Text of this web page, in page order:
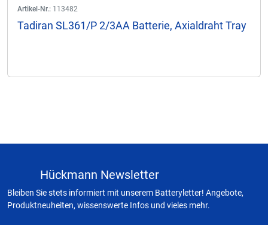
Artikel-Nr.: 113482
Tadiran SL361/P 2/3AA Batterie, Axialdraht Tray
Hückmann Newsletter
Bleiben Sie stets informiert mit unserem Batteryletter! Angebote,
Produktneuheiten, wissenswerte Infos und vieles mehr.